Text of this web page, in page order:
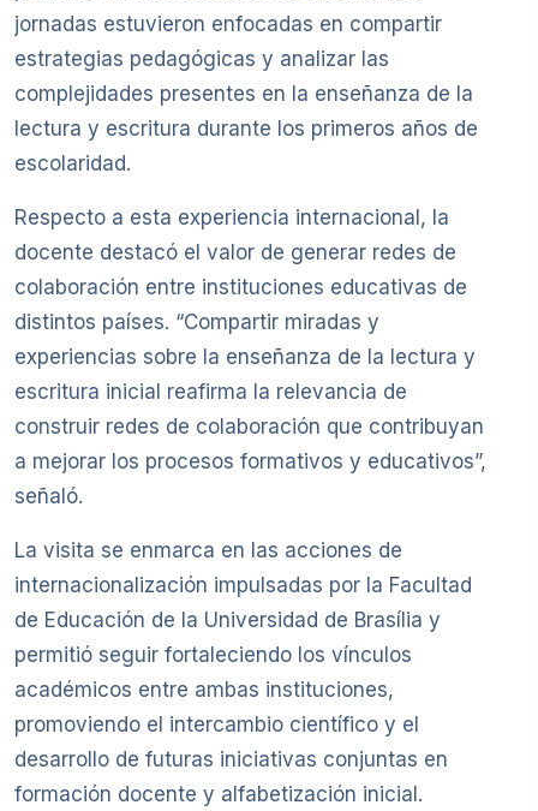
jornadas estuvieron enfocadas en compartir
estrategias pedagógicas y analizar las
complejidades presentes en la enseñanza de la
lectura y escritura durante los primeros años de
escolaridad.
Respecto a esta experiencia internacional, la
docente destacó el valor de generar redes de
colaboración entre instituciones educativas de
distintos países. “Compartir miradas y
experiencias sobre la enseñanza de la lectura y
escritura inicial reafirma la relevancia de
construir redes de colaboración que contribuyan
a mejorar los procesos formativos y educativos”,
señaló.
La visita se enmarca en las acciones de
internacionalización impulsadas por la Facultad
de Educación de la Universidad de Brasília y
permitió seguir fortaleciendo los vínculos
académicos entre ambas instituciones,
promoviendo el intercambio científico y el
desarrollo de futuras iniciativas conjuntas en
formación docente y alfabetización inicial.